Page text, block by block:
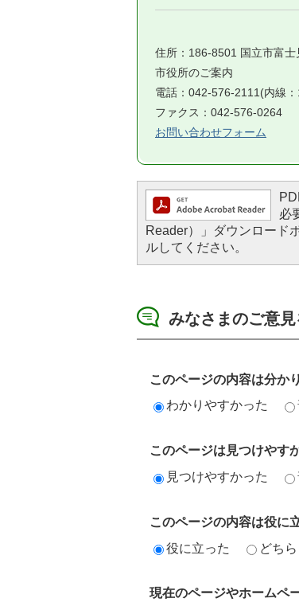
住所：186-8501 国立市富
市役所のご案内
電話：042-576-2111(内線
ファクス：042-576-0264
お問い合わせフォーム
必
Reader）」ダウンロード
ルしてください。
みなさまのご意
このページの内容は分か
わかりやすかった
このページは見つけやす
見つけやすかった
このページの内容は役に
役に立った
どち
現在のページやホームペ